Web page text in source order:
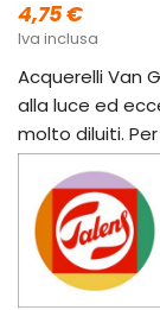
4,75 €
Iva inclusa
Acquerelli Van
alla luce ed
molto diluiti.